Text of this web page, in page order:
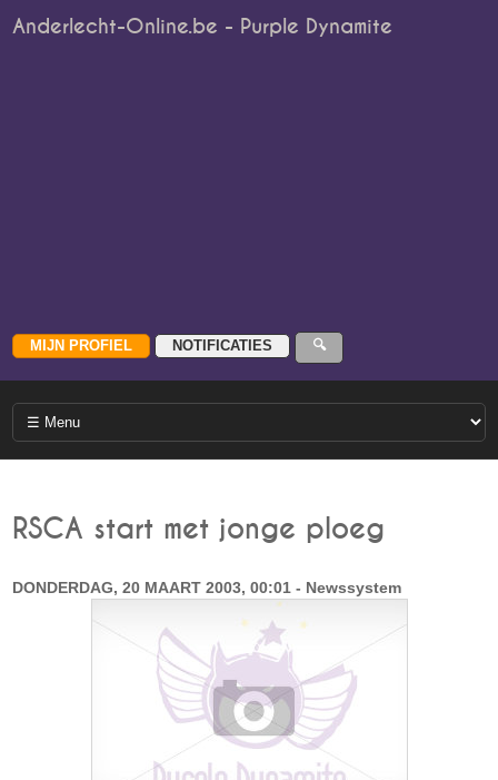
Anderlecht-Online.be - Purple Dynamite
RSCA start met jonge ploeg
DONDERDAG, 20 MAART 2003, 00:01 - Newssystem